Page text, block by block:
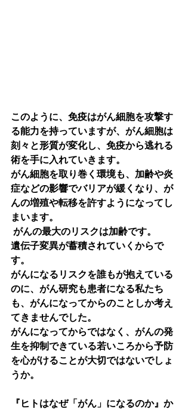
このように、免疫はがん細胞を攻撃す
る能力を持っていますが、がん細胞は
刻々と形質が変化し、免疫から逃れる
術を手に入れていきます。
がん細胞を取り巻く環境も、加齢や炎
症などの影響でバリアが緩くなり、が
んの増殖や転移を許すようになってし
まいます。
がんの最大のリスクは加齢です。
遺伝子変異が蓄積されていくからで
す。
がんになるリスクを誰もが抱えている
のに、がん研究も患者になる私たち
も、がんになってからのことしか考え
てきませんでした。
がんになってからではなく、がんの発
生を抑制できている若いころから予防
を心がけることが大切ではないでしょ
うか。
『ヒトはなぜ「がん」になるのか』 か